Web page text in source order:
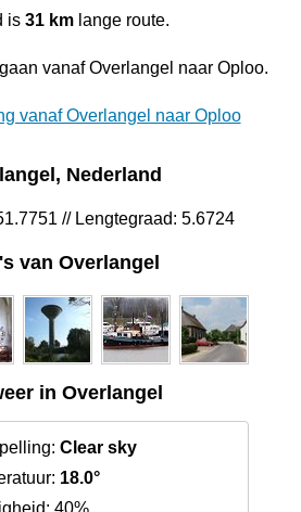
is 31 kmlange route.
vanaf Overlangel naar Oploo.
vanaf Overlangel naar Oploo
Nederland
// Lengtegraad: 5.6724
van Overlangel
in Overlangel
Clear sky
18.0°